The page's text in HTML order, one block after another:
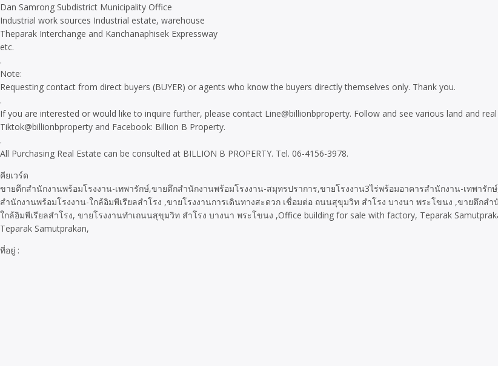
Dan Samrong Subdistrict Municipality Office
Industrial work sources Industrial estate, warehouse
Theparak Interchange and Kanchanaphisek Expressway
etc.
.
Note:
Requesting contact from direct buyers (BUYER) or agents who know the buyers directly themselves only. Thank you.
.
If you are interested or would like to inquire further, please contact Line@billionbproperty. Follow and see various land and
Tiktok@billionbproperty and Facebook: Billion B Property.
.
All Purchasing Real Estate can be consulted at BILLION B PROPERTY. Tel. 06-4156-3978.
คียเวร์ด
ขายตึกสำนักงานพร้อมโรงงาน-เทพารักษ์,ขายตึกสำนักงานพร้อมโรงงาน-สมุทรปราการ,ขายโรงงาน3ไร่พร้อมอาคารสำนักงาน-เทพารั
สำนักงานพร้อมโรงงาน-ใกล้อิมพีเรียลสำโรง ,ขายโรงงานการเดินทางสะดวก เชื่อมต่อ ถนนสุขุมวิท สำโรง บางนา พระโขนง ,ขายตึกส
ใกล้อิมพีเรียลสำโรง, ขายโรงงานทำเถนนสุขุมวิท สำโรง บางนา พระโขนง ,Office building for sale with factory, Teparak
Teparak Samutprakan,
ที่อยู่ :